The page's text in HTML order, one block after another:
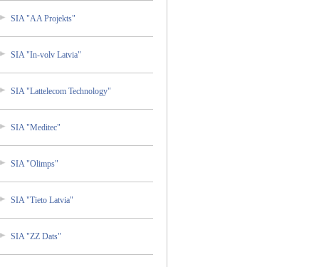
SIA "AA Projekt­s"
SIA "In-vol­v Latvia"
SIA "Lattel­ecom Technol­ogy"
SIA "Medite­c"
SIA "Olimps­"
SIA "Tieto Latvia"
SIA "ZZ Dats"